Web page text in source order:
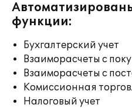
функции:
Бухгалтерский учет
Взаиморасчеты с
Взаиморасчеты с
Комиссионная
Налоговый учет